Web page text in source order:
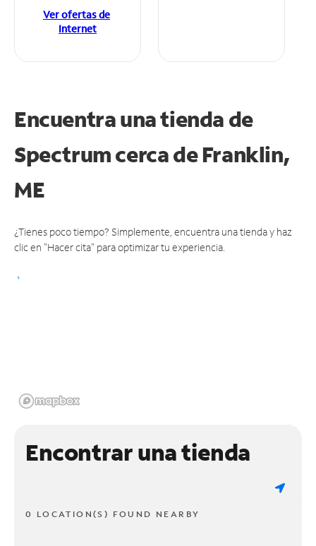
Ver ofertas de
Internet
Encuentra una tienda de
Spectrumcerca de Franklin,
ME
¿Tienes poco tiempo? Simplemente, encuentra una tienda y haz
clic en "Hacer cita" para optimizar tu experiencia.
Encontrar una tienda
0 LOCATION(S) FOUND NEARBY